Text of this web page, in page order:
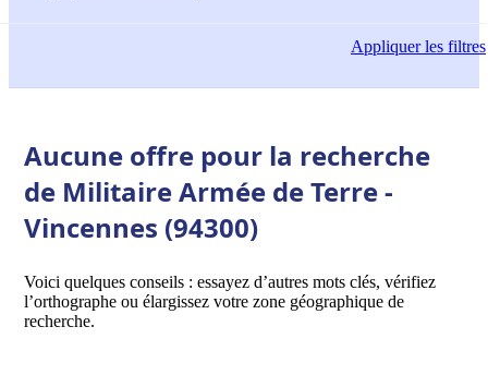
Appliquerles filtres
Aucune offre pour la recherche
de Militaire Armée de Terre -
Vincennes (94300)
Voici quelques conseils : essayez d’autres mots clés, vérifiez
l’orthographe ou élargissez votre zone géographique de
recherche.